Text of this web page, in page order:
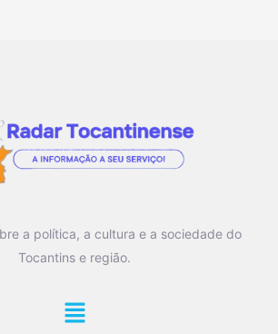
a política, a cultura e a sociedade do
Tocantins e região.
Main